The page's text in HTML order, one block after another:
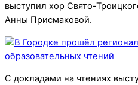
выступил хор Свято-
Анны Присмаковой.
С докладами на чтениях